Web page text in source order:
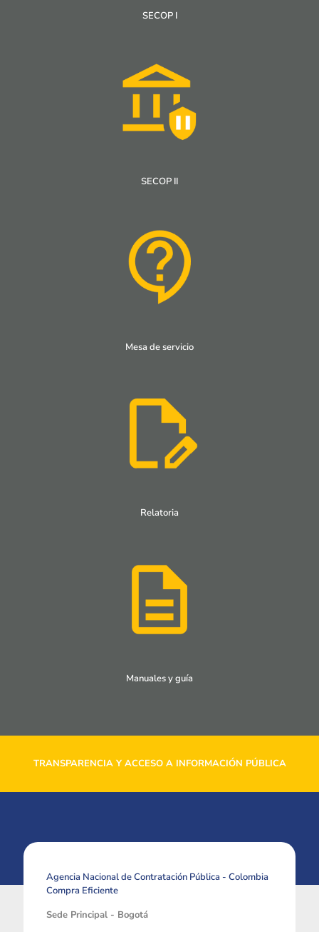
SECOP I
SECOP II
Mesa de servicio
Relatoria
Manuales y guía
TRANSPARENCIA Y ACCESO A INFORMACIÓN PÚBLICA
Agencia Nacional de Contratación Pública - Colombia
Compra Eficiente
Sede Principal - Bogotá